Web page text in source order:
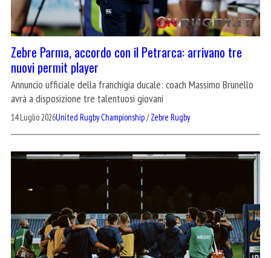
Zebre Parma, accordo con il Petrarca: arrivano tre
nuovi permit player
Annuncio ufficiale della franchigia ducale: coach Massimo Brunello
avrà a disposizione tre talentuosi giovani
14 Luglio 2026United Rugby Championship/Zebre Rugby